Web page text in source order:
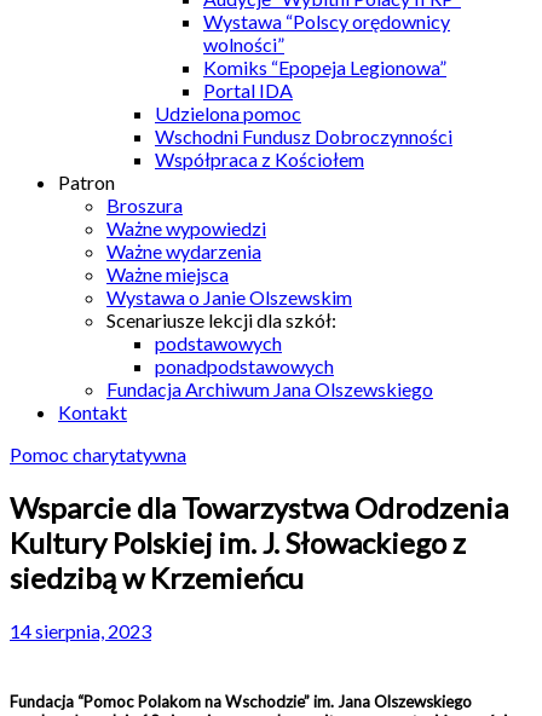
Wystawa “Polscy orędownicy
wolności”
Komiks “Epopeja Legionowa”
Portal IDA
Udzielona pomoc
Wschodni Fundusz Dobroczynności
Współpraca z Kościołem
Patron
Broszura
Ważne wypowiedzi
Ważne wydarzenia
Ważne miejsca
Wystawa o Janie Olszewskim
Scenariusze lekcji dla szkół:
podstawowych
ponadpodstawowych
Fundacja Archiwum Jana Olszewskiego
Kontakt
Pomoc charytatywna
Wsparcie dla Towarzystwa Odrodzenia
Kultury Polskiej im. J. Słowackiego z
siedzibą w Krzemieńcu
14 sierpnia, 2023
Fundacja “Pomoc Polakom na Wschodzie” im. Jana Olszewskiego